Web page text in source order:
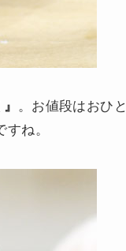
。お値段はおひと
ね。